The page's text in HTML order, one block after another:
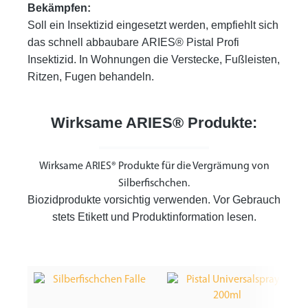
Bekämpfen:
Soll ein Insektizid eingesetzt werden, empfiehlt sich
das schnell abbaubare ARIES® Pistal Profi
Insektizid. In Wohnungen die Verstecke, Fußleisten,
Ritzen, Fugen behandeln.
Wirksame ARIES® Produkte:
Wirksame ARIES® Produkte für die Vergrämung von
Silberfischchen.
Biozidprodukte vorsichtig verwenden. Vor Gebrauch
stets Etikett und Produktinformation lesen.